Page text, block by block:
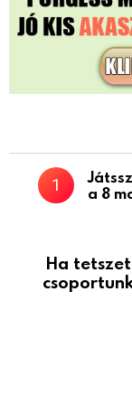
a 8
Ha